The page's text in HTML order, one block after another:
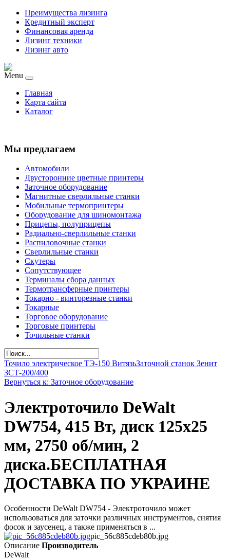
Преимущества лизинга
Кредитный эксперт
Финансовая аренда
Лизинг техники
Лизинг авто
Menu
Главная
Карта сайта
Каталог
Мы предлагаем
Автомобили
Двусторонние цветные принтеры
Заточное оборудование
Магнитные сверлильные станки
Мобильные термопринтеры
Оборудование для шиномонтажа
Прицепы, полуприцепы
Радиально-сверлильные станки
Распиловочные станки
Сверлильные станки
Скутеры
Сопутствующее
Терминалы сбора данных
Термотрансферные принтеры
Токарно - винторезные станки
Токарные
Торговое оборудование
Торговые принтеры
Точильные станки
Точило электрическое ТЭ-150 ВитязьЗаточной станок Зенит
ЗСТ-200/400
Вернуться к: Заточное оборудование
Электроточило DeWalt
DW754, 415 Вт, диск 125х25
мм, 2750 об/мин, 2
диска.БЕСПЛАТНАЯ
ДОСТАВКА ПО УКРАИНЕ
Особенности DeWalt DW754 - Электроточило может
использоваться для заточки различных инструментов, снятия
фосок и заусенец, а также применяться в ...
pic_56c885cdeb80b.jpg
Описание Производитель
DeWalt